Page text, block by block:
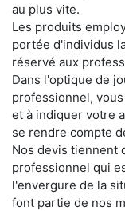
au plus vite.
Les produits
portée d'individus
réservé aux
Dans l'optique de
professionnel,
et à indiquer votre
se rendre compte
Nos devis tiennent
professionnel qui
l'envergure de la
font partie de nos